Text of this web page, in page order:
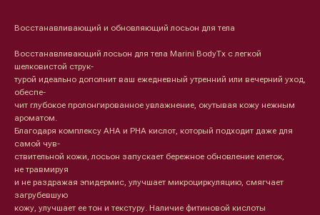
Восстанавливающий и обновляющий лосьон для тела
Восстанавливающий лосьон для тела Marini BodyTx с легкой
шелковистой струк-
турой идеально дополнит ваш ежедневный утренний или вечерний уход,
обеспе-
чит глубокое пролонгированное увлажнение, окутывая кожу нежным
ароматом.
Благодаря комплексу АНА и РНА кислот, который подходит даже для
самой чув-
ствительной кожи, лосьон запускает бережное обновление клеток,
не травмируя
и не раздражая эпидермис, улучшает микроциркуляцию, смягчает
загрубевшую
кожу, улучшает ее тон и текстуру. Наличие фитиновой кислоты